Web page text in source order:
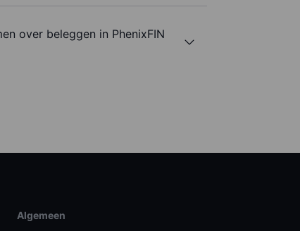
over beleggen in PhenixFIN
Algemeen